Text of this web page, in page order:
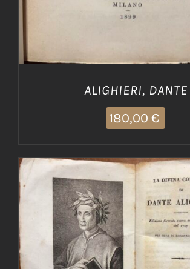
ALIGHIERI, DANTE
180,00 €
AGGIUNGI AL CARRELLO /